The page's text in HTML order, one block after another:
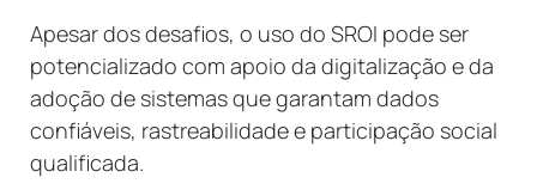
Apesar dos desafios, o uso do SROI pode ser
potencializado com apoio da digitalização e da
adoção de sistemas que garantam dados
confiáveis, rastreabilidade e participação social
qualificada.